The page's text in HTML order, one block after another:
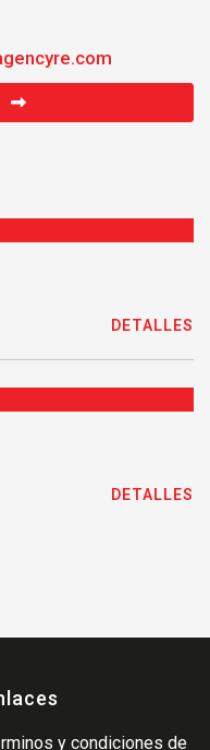
DETALLES
DETALLES
y condiciones de